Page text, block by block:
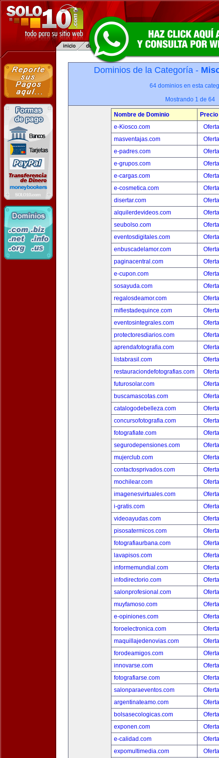
Dominios de la Categoría -
64 dominios en esta
Mostrando 1 de 64
Nombre de Dominio
Precio
e-Kiosco.com
masventajas.com
e-padres.com
e-grupos.com
e-cargas.com
e-cosmetica.com
disertar.com
alquilerdevideos.com
seubolso.com
eventosdigitales.com
enbuscadelamor.com
paginacentral.com
e-cupon.com
sosayuda.com
regalosdeamor.com
mifiestadequince.com
eventosintegrales.com
protectoresdiarios.com
aprendafotografia.com
listabrasil.com
restauraciondefotografias.com
futurosolar.com
buscamascotas.com
catalogodebelleza.com
concursofotografia.com
fotografiate.com
segurodepensiones.com
mujerclub.com
contactosprivados.com
mochilear.com
imagenesvirtuales.com
i-gratis.com
videoayudas.com
pisosatermicos.com
fotografiaurbana.com
lavapisos.com
informemundial.com
infodirectorio.com
salonprofesional.com
muyfamoso.com
e-opiniones.com
foroelectronica.com
maquillajedenovias.com
forodeamigos.com
innovarse.com
fotografiarse.com
salonparaeventos.com
argentinateamo.com
bolsasecologicas.com
exponen.com
e-calidad.com
expomultimedia.com